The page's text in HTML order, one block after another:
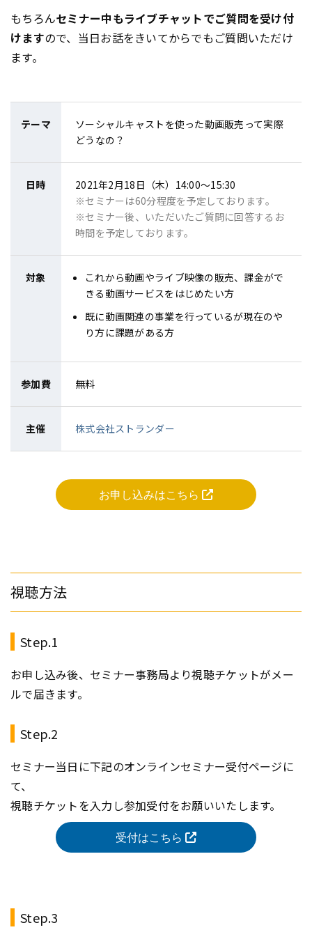
もちろんセミナー中もライブチャットでご質問を受け付
けますので、当日お話をきいてからでもご質問いただけ
ます。
テーマ
ソーシャルキャストを使った動画販売って実際
どうなの？
日時
2021年2月18日（木）14:00〜15:30
※セミナーは60分程度を予定しております。
※セミナー後、いただいたご質問に回答するお
時間を予定しております。
対象
これから動画やライブ映像の販売、課金がで
きる動画サービスをはじめたい方
既に動画関連の事業を行っているが現在のや
り方に課題がある方
参加費 無料
主催 株式会社ストランダー
お申し込みはこちら
視聴方法
Step.1
お申し込み後、セミナー事務局より視聴チケットがメー
ルで届きます。
Step.2
セミナー当日に下記のオンラインセミナー受付ページに
て、
視聴チケットを入力し参加受付をお願いいたします。
受付はこちら
Step.3